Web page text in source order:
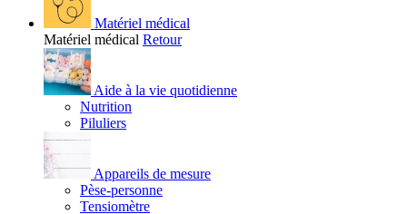
Matériel médical
Matériel médical Retour
Aide à la vie quotidienne
Nutrition
Piluliers
Appareils de mesure
Pèse-personne
Tensiomètre